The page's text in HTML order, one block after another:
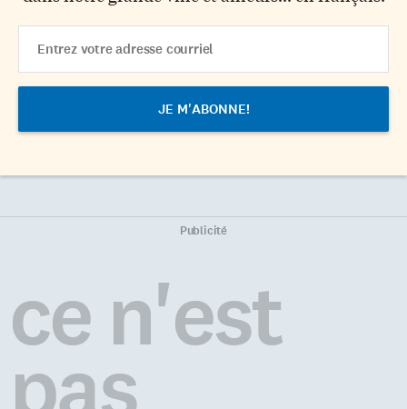
Address
Publicité
ce n'est
pas